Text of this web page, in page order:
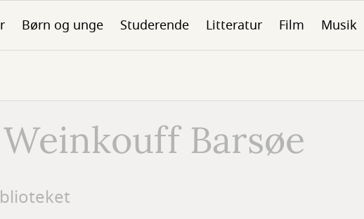
Børn og unge Studerende Litteratur Film Musik
Barsøe